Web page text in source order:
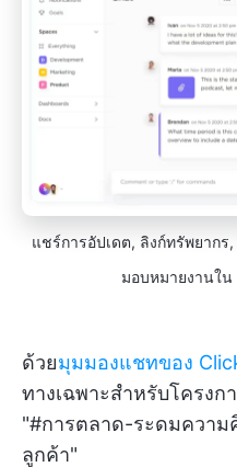
แชร์การอัปเดต, ลิงก์ทรัพยาก
มอบหมายงานใน
ด้วยมุมมองแชทของ
ทางเฉพาะสำหรับโครงก
"#การตลาด-ระดมควา
ลูกค้า"